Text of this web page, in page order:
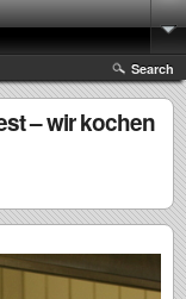
Search
– wir kochen